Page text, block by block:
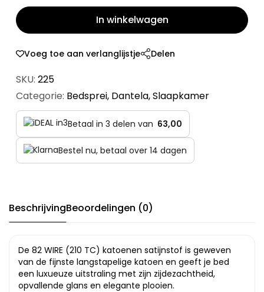
In winkelwagen
Voeg toe aan verlanglijstje Delen
SKU: 225
Categorie: Bedsprei, Dantela,Slaapkamer
Betaal in 3 delen van 63,00
Bestel nu, betaal over 14 dagen
BeschrijvingBeoordelingen (0)
De 82 WIRE (210 TC) katoenen satijnstof is geweven
van de fijnste langstapelige katoen en geeft je bed
een luxueuze uitstraling met zijn zijdezachtheid,
opvallende glans en elegante plooien.